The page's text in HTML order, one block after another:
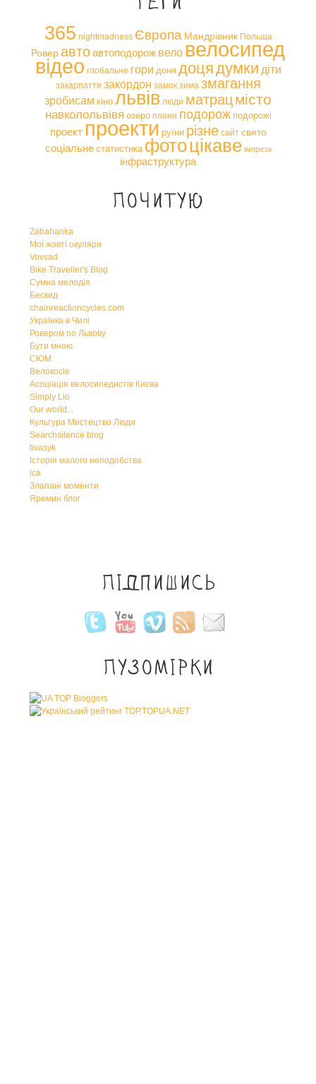
365 nightmadness Європа Мандрівник Польща
Роверавтоавтоподорож вело велосипед
відео глобальне гори доня доцядумки діти
закарпаття закордон замок зима змагання
зробисам кіно львів люди матрацмісто
навколольвівя озеро плани подорож подорожі
проект проекти руїни різне сайт свято
соціальне статистика фотоцікаве імпреза
інфраструктура
Почитую
Zabahanka
Мої жовті окуляри
Vovsad
Bike Traveller's Blog
Сумна мелодія
Бескид
chainreactioncycles.com
Українка в Чилі
Ровером по Львову
Бути мною
СЮМ
Велокосів
Асоціація велосипедистів Києва
Simply Lio
Our world...
Культура Мистецтво Люди
Searchsilence blog
tivasyk
Історія малого неподобства
lca
Злапані моменти
Яремин блог
Підпишись
Пузомірки